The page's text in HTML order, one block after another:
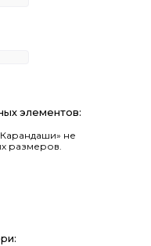
элементов:
не
размеров.